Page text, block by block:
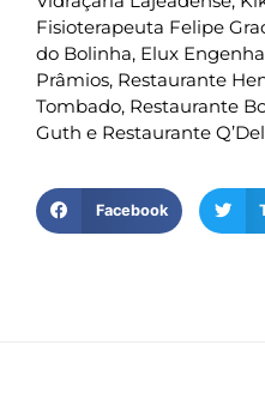
Fisioterapeuta Felipe
do Bolinha, Elux
Prâmios, Restaurante
Tombado, Restaurante
Guth e Restaurante
Facebook